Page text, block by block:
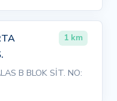
1 km
B BLOK SİT. NO: